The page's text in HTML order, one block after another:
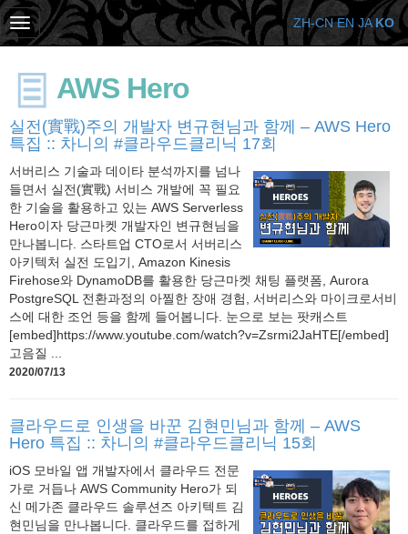
AWS Hero
실전(實戰)주의 개발자 변규현님과 함께 – AWS Hero
특집 :: 차니의 #클라우드클리닉 17회
서버리스 기술과 데이타 분석까지를 넘나
들면서 실전(實戰) 서비스 개발에 꼭 필요
한 기술을 활용하고 있는 AWS Serverless
Hero이자 당근마켓 개발자인 변규현님을
만나봅니다. 스타트업 CTO로서 서버리스
아키텍처 실전 도입기, Amazon Kinesis
Firehose와 DynamoDB를 활용한 당근마켓 채팅 플랫폼, Aurora
PostgreSQL 전환과정의 아찔한 장애 경험, 서버리스와 마이크로서비
스에 대한 조언 등을 함께 들어봅니다. 눈으로 보는 팟캐스트
[embed]https://www.youtube.com/watch?v=Zsrmi2JaHTE[/embed]
고음질 ...
2020/07/13
클라우드로 인생을 바꾼 김현민님과 함께 – AWS
Hero 특집 :: 차니의 #클라우드클리닉 15회
iOS 모바일 앱 개발자에서 클라우드 전문
가로 거듭나 AWS Community Hero가 되
신 메가존 클라우드 솔루션즈 아키텍트 김
현민님을 만나봅니다. 클라우드를 접하게
ZH-CN EN JA KO